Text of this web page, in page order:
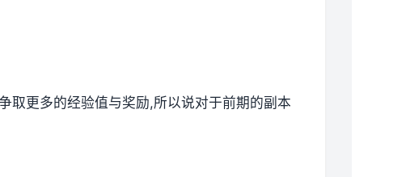
取更多的经验值与奖励,所以说对于前期的副本